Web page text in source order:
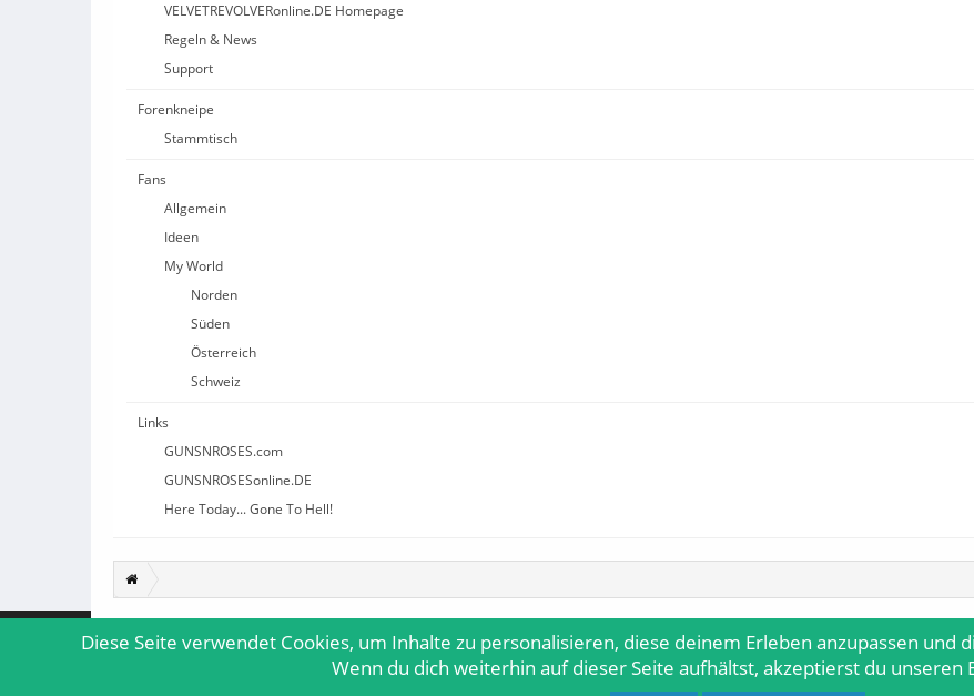
VELVETREVOLVERonline.DE Homepage
Regeln & News
Support
Forenkneipe
Stammtisch
Fans
Allgemein
Ideen
My World
Norden
Süden
Österreich
Schweiz
Links
GUNSNROSES.com
GUNSNROSESonline.DE
Here Today... Gone To Hell!
Deutsch [Du]
© 2010-2018 XenForo Ltd.|Media embeds by s9e- Deutsch von xenDach©2010-2018
Diese Seite verwendet Cookies, um Inhalte zu personalisieren, diese deinem Erleben anzupassen und
Wenn du dich weiterhin auf dieser Seite aufhältst, akzeptierst du unseren